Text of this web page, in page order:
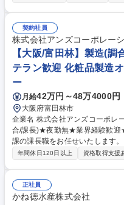
ー』など、世界中のシェフが注
素材本来の旨みを引き出し、冷
や中食業界のメニュー開発にお
武器に、クライアントと共に新
を体感できます 募集職種 東京【営業/業務用/課長候補】有名CM『おみそ
なら、ハナマルキ』で圧倒的知名
契約社員
株式会社アンズコーポレー
【大阪/富田林】製造(
テラン歓迎 化粧品製造
ー
月給42万円～48万4000円
大阪府富田林市
企業名 株式会社アンズコーポレーション 求人名 【大阪/富
合/課長)★夜勤無★業界経験歓迎★ベテラン歓迎 仕
課の課長職をお任せいたします
ため、奈良工場に勤務いただくことを想
★夜勤無★業界経験歓迎★ベテラ
年間休日120日以上 資格取得支援
正社員
かね徳水産株式会社